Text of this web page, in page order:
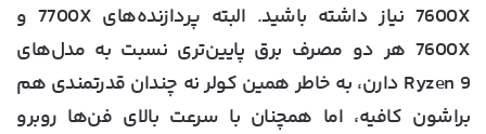
7600X نیاز داشته باشید. البته پردازنده‌های 7700X و
7600X هر دو مصرف برق پایین‌تری نسبت به مدل‌های
Ryzen 9 دارن، به خاطر همین کولر نه چندان قدرتمندی هم
براشون کافیه، اما همچنان با سرعت بالای فن‌ها روبرو